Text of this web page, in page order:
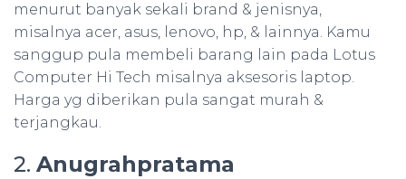
menurut banyak sekali brand & jenisnya,
misalnya acer, asus, lenovo, hp, & lainnya. Kamu
sanggup pula membeli barang lain pada Lotus
Computer Hi Tech misalnya aksesoris laptop.
Harga yg diberikan pula sangat murah &
terjangkau.
2. Anugrahpratama